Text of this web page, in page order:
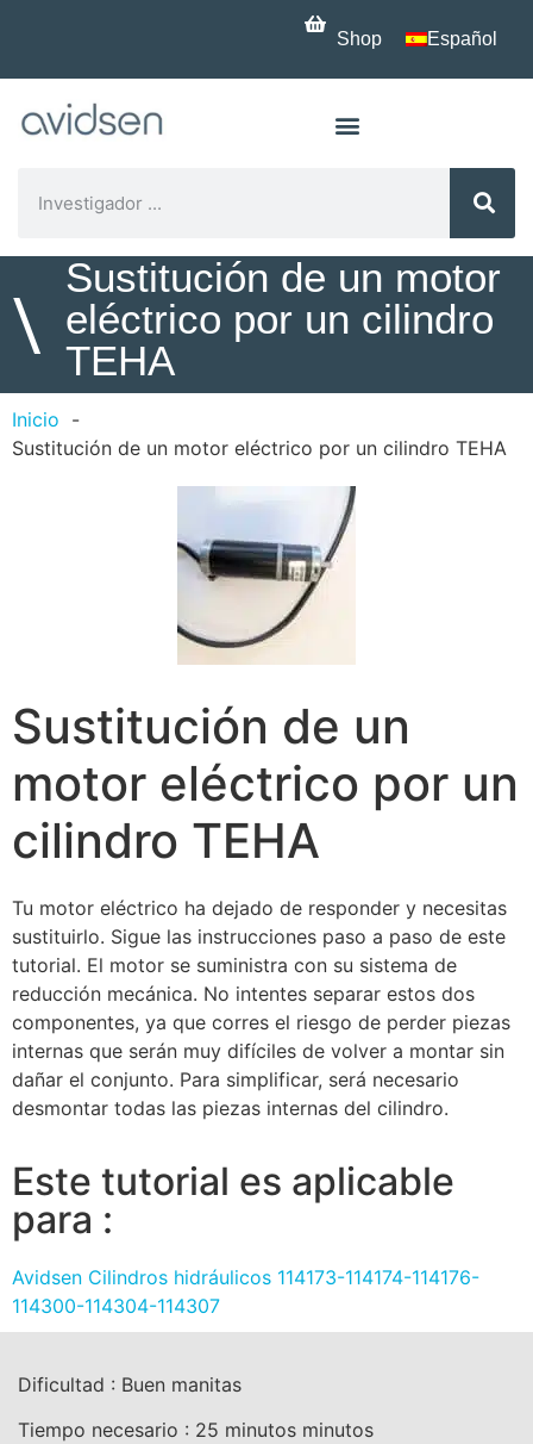
Shop Español
\
Sustitución de un motor
eléctrico por un cilindro
TEHA
Inicio
Sustitución de un motor eléctrico por un cilindro TEHA
Sustitución de un
motor eléctrico por un
cilindro TEHA
Tu motor eléctrico ha dejado de responder y necesitas
sustituirlo. Sigue las instrucciones paso a paso de este
tutorial. El motor se suministra con su sistema de
reducción mecánica. No intentes separar estos dos
componentes, ya que corres el riesgo de perder piezas
internas que serán muy difíciles de volver a montar sin
dañar el conjunto. Para simplificar, será necesario
desmontar todas las piezas internas del cilindro.
Este tutorial es aplicable
para :
Avidsen Cilindros hidráulicos 114173-114174-114176-
114300-114304-114307
Dificultad : Buen manitas
Tiempo necesario : 25 minutos minutos